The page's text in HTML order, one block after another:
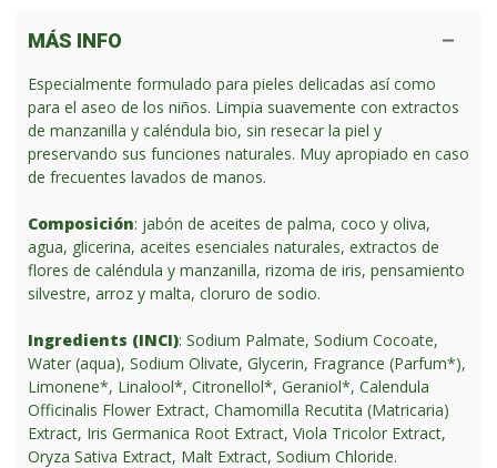
MÁS INFO
Especialmente formulado para pieles delicadas así como
para el aseo de los niños. Limpia suavemente con extractos
de manzanilla y caléndula bio, sin resecar la piel y
preservando sus funciones naturales. Muy apropiado en caso
de frecuentes lavados de manos.
Composición: jabón de aceites de palma, coco y oliva,
agua, glicerina, aceites esenciales naturales, extractos de
flores de caléndula y manzanilla, rizoma de iris, pensamiento
silvestre, arroz y malta, cloruro de sodio.
Ingredients (INCI): Sodium Palmate, Sodium Cocoate,
Water (aqua), Sodium Olivate, Glycerin, Fragrance (Parfum*),
Limonene*, Linalool*, Citronellol*, Geraniol*, Calendula
Officinalis Flower Extract, Chamomilla Recutita (Matricaria)
Extract, Iris Germanica Root Extract, Viola Tricolor Extract,
Oryza Sativa Extract, Malt Extract, Sodium Chloride.